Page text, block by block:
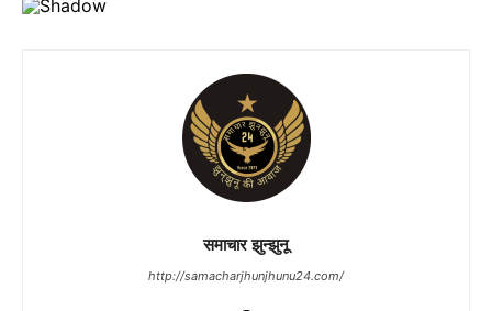
समाचार झुन्झुनू
http://samacharjhunjhunu24.com/